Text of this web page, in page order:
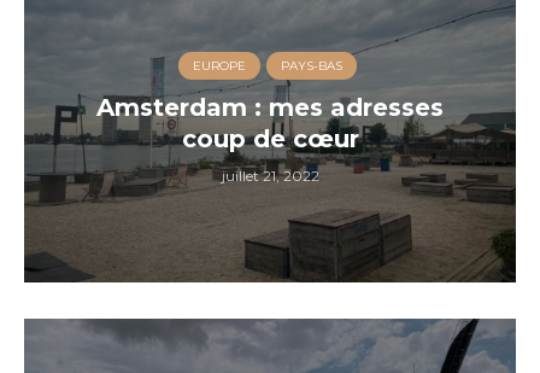
EUROPE PAYS-BAS
Amsterdam : mes adresses
coup de cœur
juillet 21, 2022